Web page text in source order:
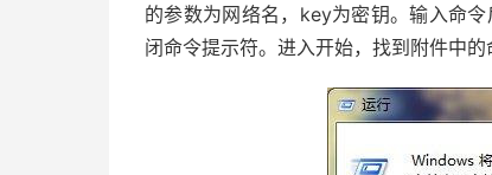
的参数为网络名，key为密钥。输入命
闭命令提示符。进入开始，找到附件中